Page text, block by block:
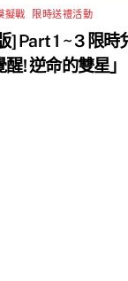
擬戰 限時送禮活動
] Part 1 ~ 3 限時
醒! 逆命的雙星」